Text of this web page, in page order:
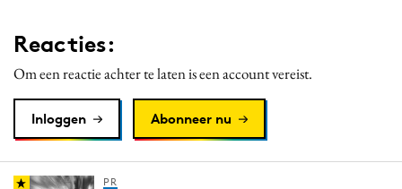
Reacties:
Om een reactie achter te laten is een account vereist.
Inloggen Abonneer nu
PR